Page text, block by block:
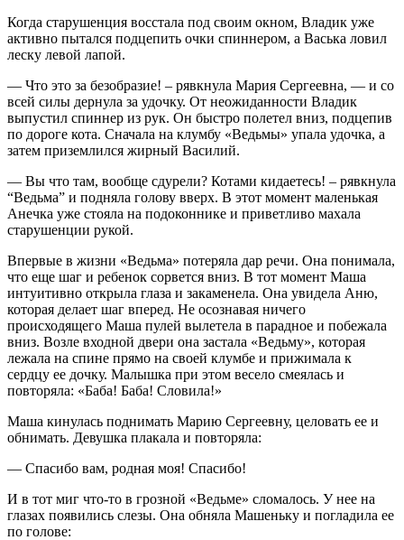
Когда старушенция восстала под своим окном, Владик уже
активно пытался подцепить очки спиннером, а Васька ловил
леску левой лапой.
— Что это за безобразие! – рявкнула Мария Сергеевна, — и со
всей силы дернула за удочку. От неожиданности Владик
выпустил спиннер из рук. Он быстро полетел вниз, подцепив
по дороге кота. Сначала на клумбу «Ведьмы» упала удочка, а
затем приземлился жирный Василий.
— Вы что там, вообще сдурели? Котами кидаетесь! – рявкнула
“Ведьма” и подняла голову вверх. В этот момент маленькая
Анечка уже стояла на подоконнике и приветливо махала
старушенции рукой.
Впервые в жизни «Ведьма» потеряла дар речи. Она понимала,
что еще шаг и ребенок сорвется вниз. В тот момент Маша
интуитивно открыла глаза и закаменела. Она увидела Аню,
которая делает шаг вперед. Не осознавая ничего
происходящего Маша пулей вылетела в парадное и побежала
вниз. Возле входной двери она застала «Ведьму», которая
лежала на спине прямо на своей клумбе и прижимала к
сердцу ее дочку. Малышка при этом весело смеялась и
повторяла: «Баба! Баба! Словила!»
Маша кинулась поднимать Марию Сергеевну, целовать ее и
обнимать. Девушка плакала и повторяла:
— Спасибо вам, родная моя! Спасибо!
И в тот миг что-то в грозной «Ведьме» сломалось. У нее на
глазах появились слезы. Она обняла Машеньку и погладила ее
по голове: